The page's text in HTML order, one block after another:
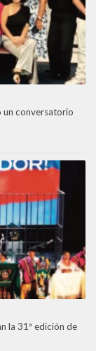
un conversatorio
la 31ª edición de